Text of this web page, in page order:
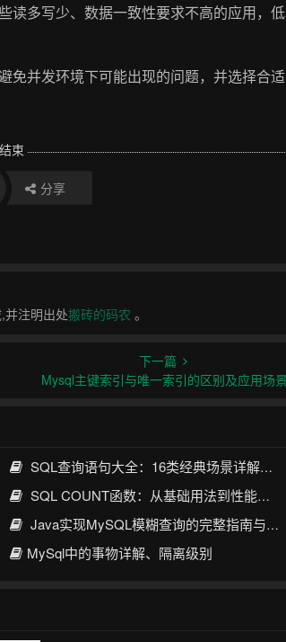
读多写少、数据一致性要求不高的应用，
免并发环境下可能出现的问题，并选择合
束
分享
并注明出处搬砖的码农 。
下一篇
Mysql主键索引与唯一索引的区别及应用场景
SQL查询语句大全：16类经典场景详解与性能优化指南
SQL COUNT函数：从基础用法到性能优化全攻略
Java实现MySQL模糊查询的完整指南与最佳实践
MySql中的事物详解、隔离级别